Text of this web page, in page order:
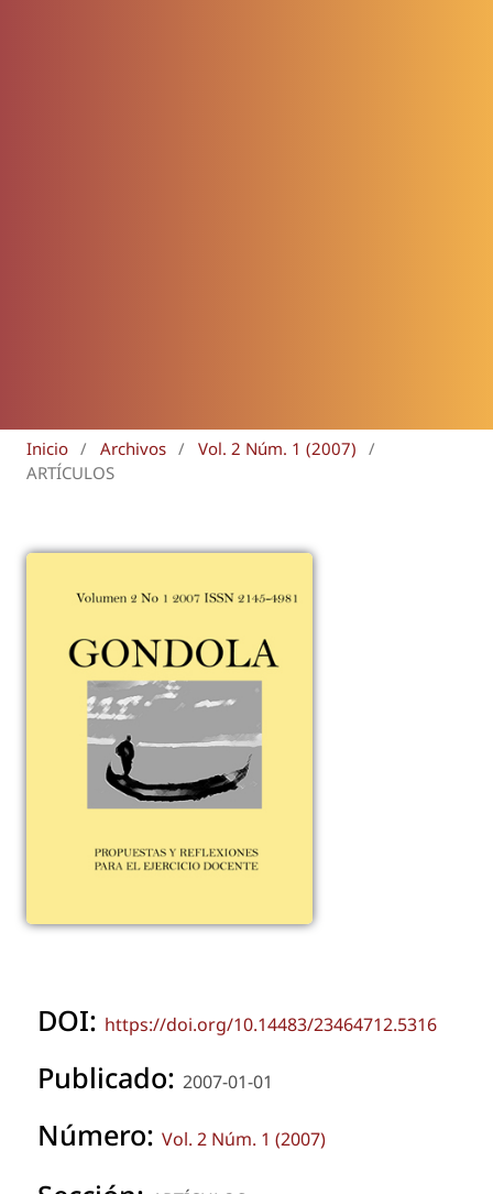
Inicio / Archivos / Vol. 2 Núm. 1 (2007)
/
ARTÍCULOS
DOI: https://doi.org/10.14483/23464712.5316
Publicado: 2007-01-01
Número: Vol. 2 Núm. 1 (2007)